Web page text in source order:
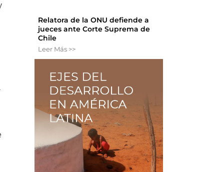
Relatora de la ONU defiende a
jueces ante Corte Suprema de
Chile
Leer Más >>